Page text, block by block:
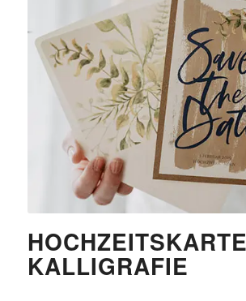
KALLIGRAFIE